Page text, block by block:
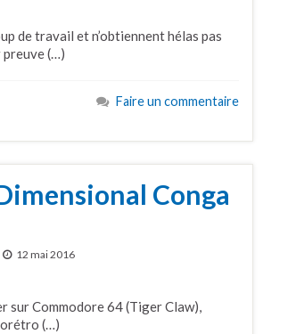
de travail et n’obtiennent hélas pas
preuve (…)
Faire un commentaire
Conga
12 mai 2016
sur Commodore 64 (Tiger Claw),
(…)